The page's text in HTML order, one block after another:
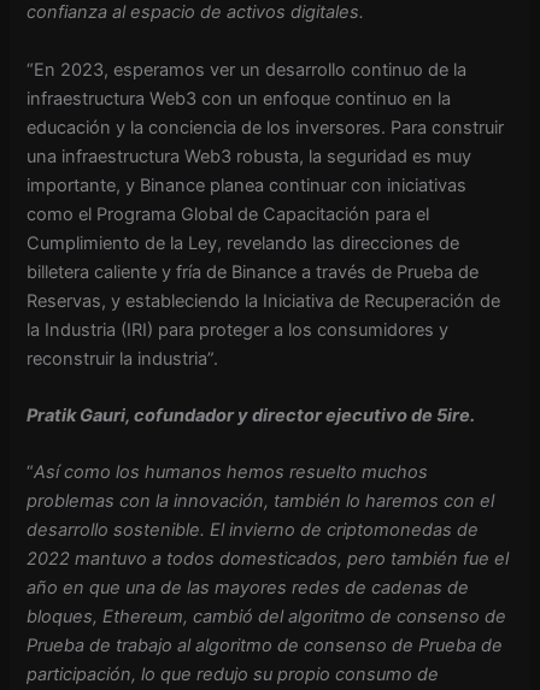
confianza al espacio de activos digitales.
“En 2023, esperamos ver un desarrollo continuo de la
infraestructura Web3 con un enfoque continuo en la
educación y la conciencia de los inversores. Para construir
una infraestructura Web3 robusta, la seguridad es muy
importante, y Binance planea continuar con iniciativas
como el Programa Global de Capacitación para el
Cumplimiento de la Ley, revelando las direcciones de
billetera caliente y fría de Binance a través de Prueba de
Reservas, y estableciendo la Iniciativa de Recuperación de
la Industria (IRI) para proteger a los consumidores y
reconstruir la industria”.
Pratik Gauri, cofundador y director ejecutivo de 5ire.
“Así como los humanos hemos resuelto muchos
problemas con la innovación, también lo haremos con el
desarrollo sostenible. El invierno de criptomonedas de
2022 mantuvo a todos domesticados, pero también fue el
año en que una de las mayores redes de cadenas de
bloques, Ethereum, cambió del algoritmo de consenso de
Prueba de trabajo al algoritmo de consenso de Prueba de
participación, lo que redujo su propio consumo de